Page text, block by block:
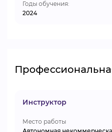
Годы обучения:
2024
Инструктор
Место работы